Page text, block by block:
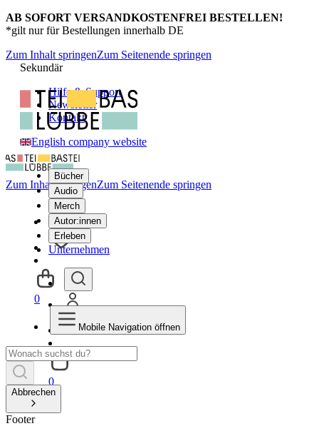
AB SOFORT VERSANDKOSTENFREI BESTELLEN!
*gilt nur für Bestellungen innerhalb DE
Zum Inhalt springenZum Seitenende springen
Sekundär
Hilfe & Support
Newsletter
Kontakt
English company website
Bücher
Audio
Merch
Autor:innen
Erleben
Unternehmen
0
Zum Inhalt springenZum Seitenende springen
0
Mobile Navigation öffnen
Abbrechen
Footer